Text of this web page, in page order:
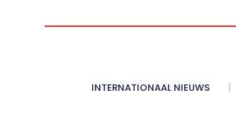
INTERNATIONAAL NIEUWS